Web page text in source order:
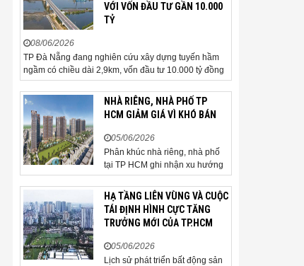
VỚI VỐN ĐẦU TƯ GẦN 10.000
TỶ
08/06/2026
TP Đà Nẵng đang nghiên cứu xây dựng tuyến hầm
ngầm có chiều dài 2,9km, vốn đầu tư 10.000 tỷ đồng
đi qua sân bay quốc tế. TP Đà Nẵng đang nghiên
cứu một phương án hạ tầng mang tính đột phá khi đề
xuất xây dựng tuyến hầm ngầm xuyên qua khu vực
sân...
NHÀ RIÊNG, NHÀ PHỐ TP
HCM GIẢM GIÁ VÌ KHÓ BÁN
05/06/2026
Phân khúc nhà riêng, nhà phố
tại TP HCM ghi nhận xu hướng
giảm giá bán trong bối cảnh
thanh khoản thị trường suy yếu,
người mua thận trọng. Sau hơn
5 tháng rao bán căn nhà trong
hẻm khu vực Bảy Hiền, anh
Minh, một chủ nhà tại TP HCM,
chấp nhận hạ giá...
HẠ TẦNG LIÊN VÙNG VÀ CUỘC
TÁI ĐỊNH HÌNH CỰC TĂNG
TRƯỞNG MỚI CỦA TP.HCM
05/06/2026
Lịch sử phát triển bất động sản